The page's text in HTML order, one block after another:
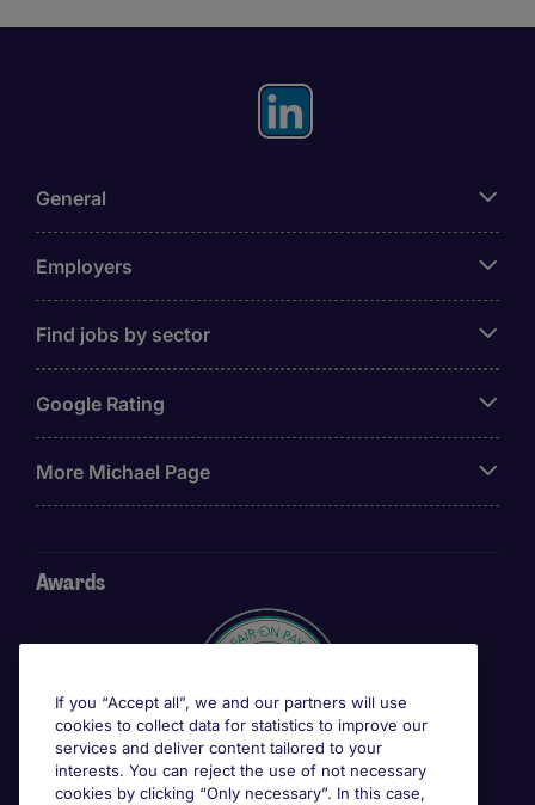
General
Employers
Find jobs by sector
Google Rating
More Michael Page
Awards
If you “Accept all”, we and our partners will use
cookies to collect data for statistics to improve our
services and deliver content tailored to your
interests. You can reject the use of not necessary
cookies by clicking “Only necessary”. In this case,